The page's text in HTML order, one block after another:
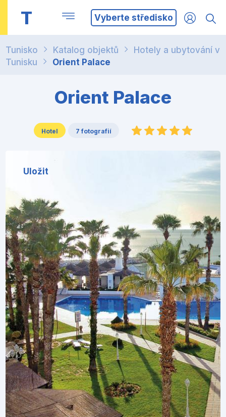
T Vyberte středisko
Tunisko Katalog objektů
Hotely a ubytování v
Tunisku
Orient Palace
Orient Palace
Hotel 7 fotografií
Uložit